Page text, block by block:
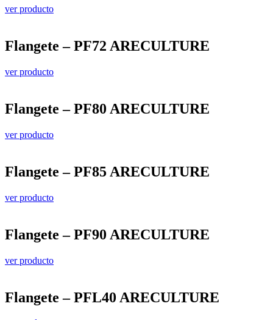
ver producto
Flangete – PF72 ARECULTURE
ver producto
Flangete – PF80 ARECULTURE
ver producto
Flangete – PF85 ARECULTURE
ver producto
Flangete – PF90 ARECULTURE
ver producto
Flangete – PFL40 ARECULTURE